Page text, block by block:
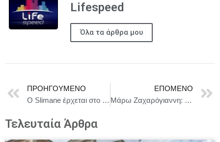
Lifespeed
Όλα τα άρθρα μου
ΠΡΟΗΓΟΎΜΕΝΟ
Ο Slimane έρχεται στο Θέατρο Λυκαβηττού για μια ιστορική μουσική βραδιά! Την Τρίτη 29 Σεπτεμβρίου 2026
ΕΠΌΜΕΝΟ
Μάρω Ζαχαρόγιαννη: Έκθεση ζωγραφικής και γλυπτικής στο Μουσείο Διέξοδος στο Μεσολόγγι
Τελευταία Άρθρα